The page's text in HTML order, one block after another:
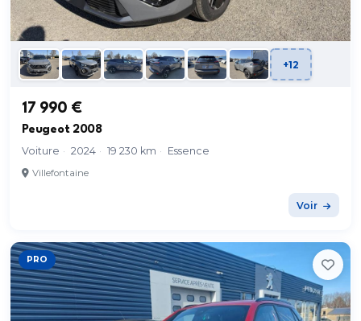
+12
17 990 €
Peugeot 2008
Voiture · 2024 · 19 230 km · Essence
Villefontaine
Voir
PRO